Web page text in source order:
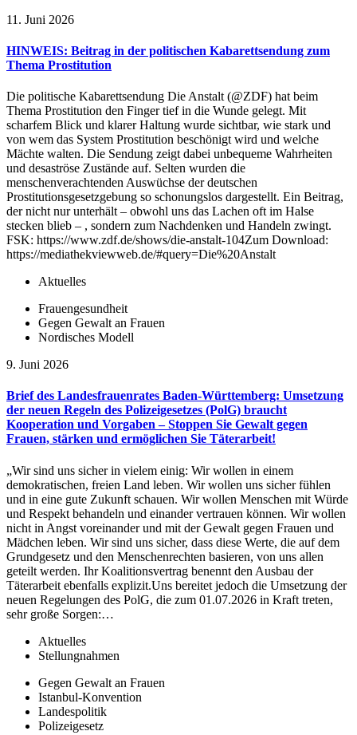
11. Juni 2026
HINWEIS: Beitrag in der politischen Kabarettsendung zum
Thema Prostitution
Die politische Kabarettsendung Die Anstalt (@ZDF) hat beim
Thema Prostitution den Finger tief in die Wunde gelegt. Mit
scharfem Blick und klarer Haltung wurde sichtbar, wie stark und
von wem das System Prostitution beschönigt wird und welche
Mächte walten. Die Sendung zeigt dabei unbequeme Wahrheiten
und desaströse Zustände auf. Selten wurden die
menschenverachtenden Auswüchse der deutschen
Prostitutionsgesetzgebung so schonungslos dargestellt. Ein Beitrag,
der nicht nur unterhält – obwohl uns das Lachen oft im Halse
stecken blieb – , sondern zum Nachdenken und Handeln zwingt.
FSK: https://www.zdf.de/shows/die-anstalt-104Zum Download:
https://mediathekviewweb.de/#query=Die%20Anstalt
Aktuelles
Frauengesundheit
Gegen Gewalt an Frauen
Nordisches Modell
9. Juni 2026
Brief des Landesfrauenrates Baden-Württemberg: Umsetzung
der neuen Regeln des Polizeigesetzes (PolG) braucht
Kooperation und Vorgaben – Stoppen Sie Gewalt gegen
Frauen, stärken und ermöglichen Sie Täterarbeit!
„Wir sind uns sicher in vielem einig: Wir wollen in einem
demokratischen, freien Land leben. Wir wollen uns sicher fühlen
und in eine gute Zukunft schauen. Wir wollen Menschen mit Würde
und Respekt behandeln und einander vertrauen können. Wir wollen
nicht in Angst voreinander und mit der Gewalt gegen Frauen und
Mädchen leben. Wir sind uns sicher, dass diese Werte, die auf dem
Grundgesetz und den Menschenrechten basieren, von uns allen
geteilt werden. Ihr Koalitionsvertrag benennt den Ausbau der
Täterarbeit ebenfalls explizit.Uns bereitet jedoch die Umsetzung der
neuen Regelungen des PolG, die zum 01.07.2026 in Kraft treten,
sehr große Sorgen:…
Aktuelles
Stellungnahmen
Gegen Gewalt an Frauen
Istanbul-Konvention
Landespolitik
Polizeigesetz